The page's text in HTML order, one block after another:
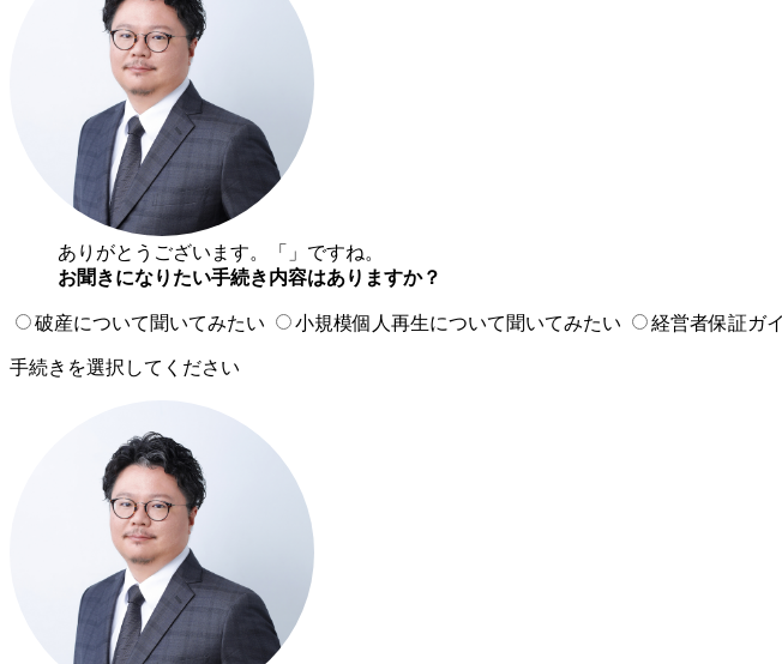
ありがとうございます。「
」ですね。
お聞きになりたい手続き内容はありますか？
破産について聞いてみたい 小規模個人再生について聞いてみたい 経営者保証ガ
手続きを選択してください